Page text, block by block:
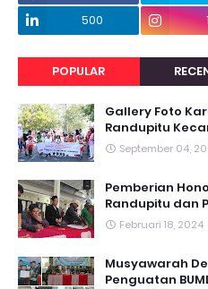
500
POPULAR
Gallery Foto
Randupitu
September 04,
Pemberian
Randupitu dan
Februari 18, 2024
Musyawarah
Penguatan